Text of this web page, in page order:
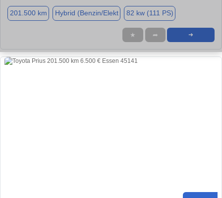
201.500 km Hybrid (Benzin/Elekt 82 kw (111 PS)
★ ➦ ➜